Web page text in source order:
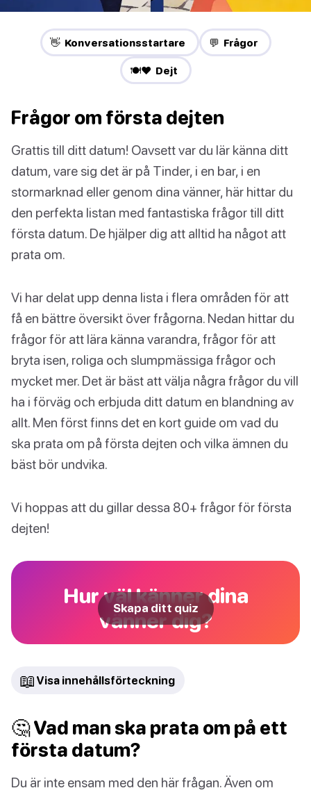
👋 Konversationsstartare 💬 Frågor
🍽️❤️ Dejt
Frågor om första dejten
Grattis till ditt datum! Oavsett var du lär känna ditt
datum, vare sig det är på Tinder, i en bar, i en
stormarknad eller genom dina vänner, här hittar du
den perfekta listan med fantastiska frågor till ditt
första datum. De hjälper dig att alltid ha något att
prata om.
Vi har delat upp denna lista i flera områden för att
få en bättre översikt över frågorna. Nedan hittar du
frågor för att lära känna varandra, frågor för att
bryta isen, roliga och slumpmässiga frågor och
mycket mer. Det är bäst att välja några frågor du vill
ha i förväg och erbjuda ditt datum en blandning av
allt. Men först finns det en kort guide om vad du
ska prata om på första dejten och vilka ämnen du
bäst bör undvika.
Vi hoppas att du gillar dessa 80+ frågor för första
dejten!
Hur väl känner dina
vänner dig?
Skapa ditt quiz
📖 Visa innehållsförteckning
🤔 Vad man ska prata om på ett
första datum?
Du är inte ensam med den här frågan. Även om